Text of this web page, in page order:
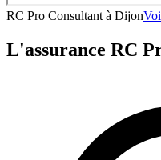
RC Pro Consultant à Dijon
L'assurance RC